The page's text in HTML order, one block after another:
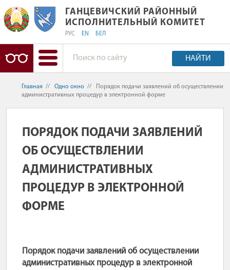
ГАНЦЕВИЧСКИЙ РАЙОННЫЙ
ГАНЦЕВИЧСКИЙ РАЙОННЫЙ
ИСПОЛНИТЕЛЬНЫЙ КОМИТЕТ
РУС EN БЕЛ
НАЙТИ
Главная // Одно окно //
Порядок подачи заявлений об осуществлении
административных процедур в электронной форме
ПОРЯДОК ПОДАЧИ ЗАЯВЛЕНИЙ
ОБ ОСУЩЕСТВЛЕНИИ
АДМИНИСТРАТИВНЫХ
ПРОЦЕДУР В ЭЛЕКТРОННОЙ
ФОРМЕ
Порядок подачи заявлений об осуществлении
административных процедур в электронной